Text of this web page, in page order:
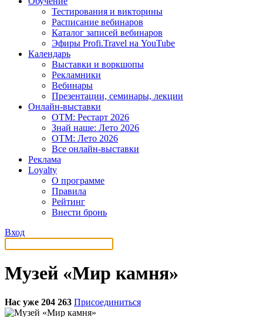
Тестирования и викторины
Расписание вебинаров
Каталог записей вебинаров
Эфиры Profi.Travel на YouTube
Календарь
Выставки и воркшопы
Рекламники
Вебинары
Презентации, семинары, лекции
Онлайн-выставки
OTM: Рестарт 2026
Знай наше: Лето 2026
OTM: Лето 2026
Все онлайн-выставки
Реклама
Loyalty
О программе
Правила
Рейтинг
Внести бронь
Вход
Музей «Мир камня»
Нас уже 204 263 Присоединиться